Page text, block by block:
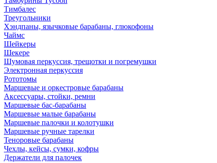
Тимбалес
Треугольники
Хэндпаны, язычковые барабаны, глюкофоны
Чаймс
Шейкеры
Шекере
Шумовая перкуссия, трещотки и погремушки
Электронная перкуссия
Рототомы
Маршевые и оркестровые барабаны
Аксессуары, стойки, ремни
Маршевые бас-барабаны
Маршевые малые барабаны
Маршевые палочки и колотушки
Маршевые ручные тарелки
Теноровые барабаны
Чехлы, кейсы, сумки, кофры
Держатели для палочек